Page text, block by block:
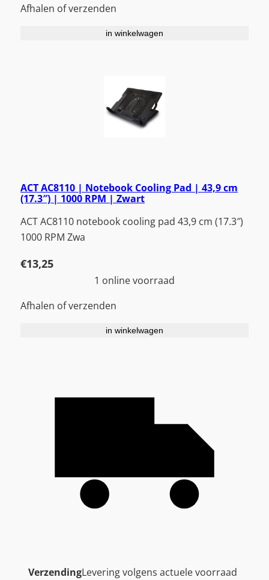
Afhalen of verzenden
in winkelwagen
ACT AC8110 | Notebook Cooling Pad | 43,9 cm
(17.3″) | 1000 RPM | Zwart
ACT AC8110 notebook cooling pad 43,9 cm (17.3″)
1000 RPM Zwa
€13,25
1 online voorraad
Afhalen of verzenden
in winkelwagen
VerzendingLevering volgens actuele voorraad